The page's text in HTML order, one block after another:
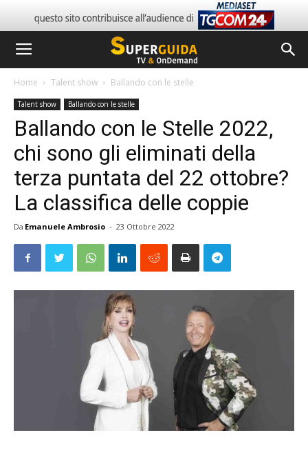
Home Talent show Ballando con le stelle
Talent show Ballando con le stelle
Ballando con le Stelle 2022,
chi sono gli eliminati della
terza puntata del 22 ottobre?
La classifica delle coppie
Da Emanuele Ambrosio - 23 Ottobre 2022